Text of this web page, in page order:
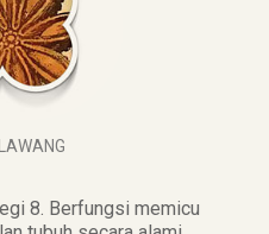
8. Berfungsi memicu